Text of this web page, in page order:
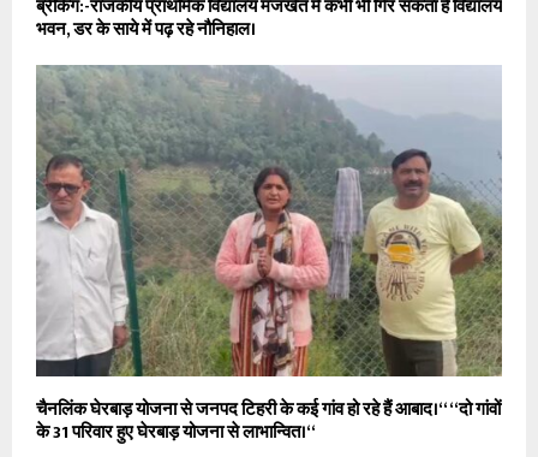
ब्रेकिंग:-राजकीय प्राथमिक विद्यालय मंजखेत में कभी भी गिर सकता है विद्यालय
भवन, डर के साये में पढ़ रहे नौनिहाल।
चैनलिंक घेरबाड़ योजना से जनपद टिहरी के कई गांव हो रहे हैं आबाद।‘‘ ‘‘दो गांवों
के 31 परिवार हुए घेरबाड़ योजना से लाभान्वित।‘‘